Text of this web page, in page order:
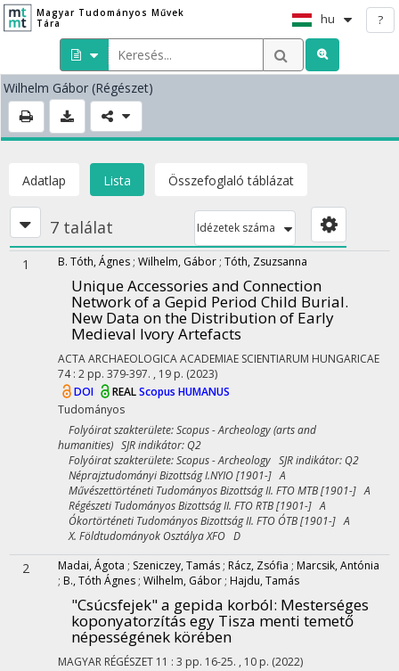
Magyar Tudományos Művek
Tára
hu ?
Wilhelm Gábor (Régészet)
Adatlap Lista Összefoglaló táblázat
7 találat Idézetek száma
1 B. Tóth, Ágnes ; Wilhelm, Gábor ; Tóth, Zsuzsanna
Unique Accessories and Connection
Network of a Gepid Period Child Burial.
New Data on the Distribution of Early
Medieval Ivory Artefacts
ACTA ARCHAEOLOGICA ACADEMIAE SCIENTIARUM HUNGARICAE
74: 2 pp. 379-397. , 19 p. (2023)
DOI
REALScopus HUMANUS
Tudományos
Folyóirat szakterülete: Scopus - Archeology (arts and
humanities) SJR indikátor: Q2
Folyóirat szakterülete: Scopus - Archeology SJR indikátor: Q2
Néprajztudományi Bizottság I.NYIO [1901-] A
Művészettörténeti Tudományos Bizottság II. FTO MTB [1901-] A
Régészeti Tudományos Bizottság II. FTO RTB [1901-] A
Ókortörténeti Tudományos Bizottság II. FTO ÓTB [1901-] A
X. Földtudományok Osztálya XFO D
2 Madai, Ágota ; Szeniczey, Tamás ; Rácz, Zsófia ; Marcsik, Antónia
; B., Tóth Ágnes ; Wilhelm, Gábor ; Hajdu, Tamás
"Csúcsfejek" a gepida korból: Mesterséges
koponyatorzítás egy Tisza menti temető
népességének körében
MAGYAR RÉGÉSZET 11 : 3 pp. 16-25. , 10 p. (2022)